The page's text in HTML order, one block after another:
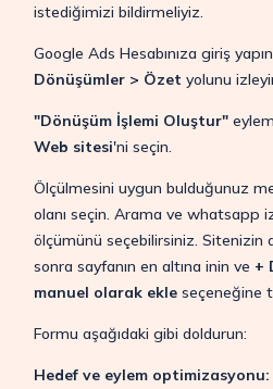
istediğimizi bildirmeliyiz.
Google Ads Hesabınıza giriş
Dönüşümler > Özet yolunu
"Dönüşüm İşlemi Oluştur"
Web sitesi'ni seçin.
Ölçülmesini uygun bulduğunuz
olanı seçin. Arama ve whatsapp
ölçümünü seçebilirsiniz. Sitenizin
sonra sayfanın en altına inin ve +
manuel olarak ekleseçeneğine
Formu aşağıdaki gibi doldurun:
Hedef ve eylem optimizasyonu: